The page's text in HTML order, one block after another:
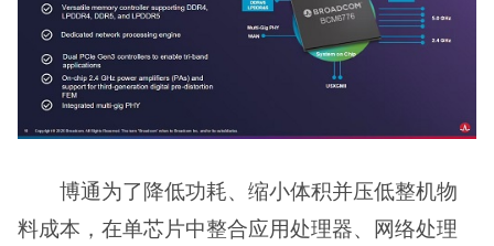
博通为了降低功耗、缩小体积并压低整机物
料成本，在单芯片中整合应用处理器、网络处理